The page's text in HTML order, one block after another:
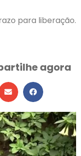
para liberação.
agora